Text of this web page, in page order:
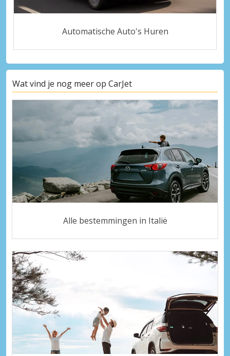
Automatische Auto's Huren
Wat vind je nog meer op CarJet
Alle bestemmingen in Italië